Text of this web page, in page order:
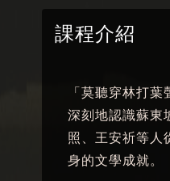
課程介紹
「莫聽穿林打
深刻地認識蘇東
照、王安祈等人
身的文學成就。